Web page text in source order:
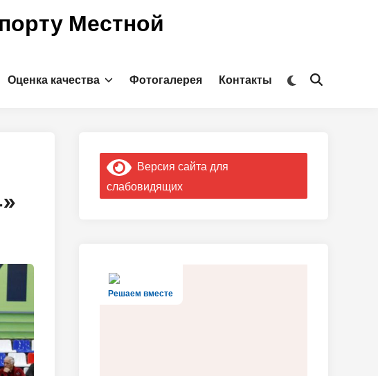
Местной
Оценка качества Фотогалерея Контакты
Переключить
Открыть
Версия сайта для
слабовидящих
Решаем вместе